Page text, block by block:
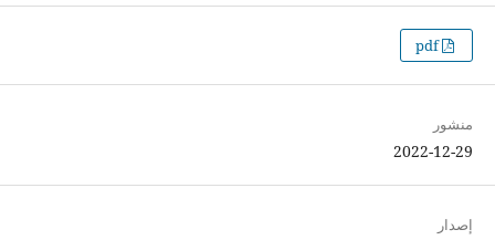
pdf
منشور
2022-12-29
إصدار